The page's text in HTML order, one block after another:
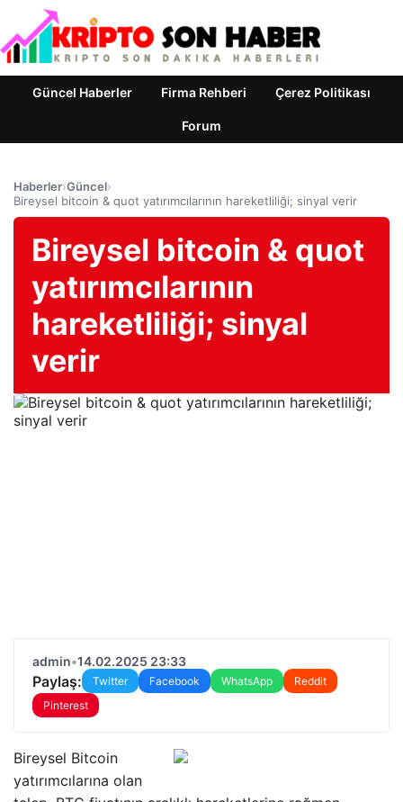
Güncel Haberler Firma Rehberi Çerez Politikası
Forum
Haberler›Güncel›
Bireysel bitcoin & quot yatırımcılarının hareketliliği; sinyal verir
Bireysel bitcoin & quot
yatırımcılarının
hareketliliği; sinyal
verir
admin•14.02.2025 23:33
Paylaş: Twitter Facebook WhatsApp
Reddit
Pinterest
Bireysel Bitcoin
yatırımcılarına olan